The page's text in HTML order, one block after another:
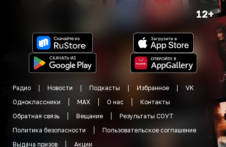
12+
Радио Новости Подкасты Избранное
VK
Одноклассники
MAX О нас
Контакты
Обратная связь
Вещание
Результаты СОУТ
Политика безопасности
Пользовательское соглашение
Выдача призов
Акции